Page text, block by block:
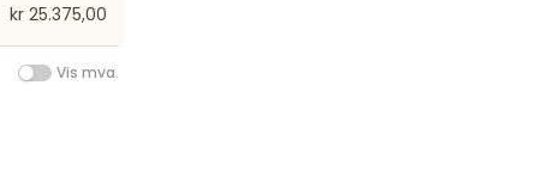
kr 25.375,00
Vis mva.